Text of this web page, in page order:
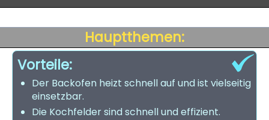
Hauptthemen:
Vorteile:
Der Backofen heizt schnell auf und ist vielseitig
einsetzbar.
Die Kochfelder sind schnell und effizient.